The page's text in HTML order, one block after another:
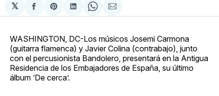
𝕏
Compartir
en
Share
on
Compartir
en
Share
on
Compartir
via
WASHINGTON, DC-Los músicos Josemi Carmona
(guitarra flamenca) y Javier Colina (contrabajo), junto
con el percusionista Bandolero, presentará en la Antigua
Residencia de los Embajadores de España, su último
álbum ‘De cerca’.